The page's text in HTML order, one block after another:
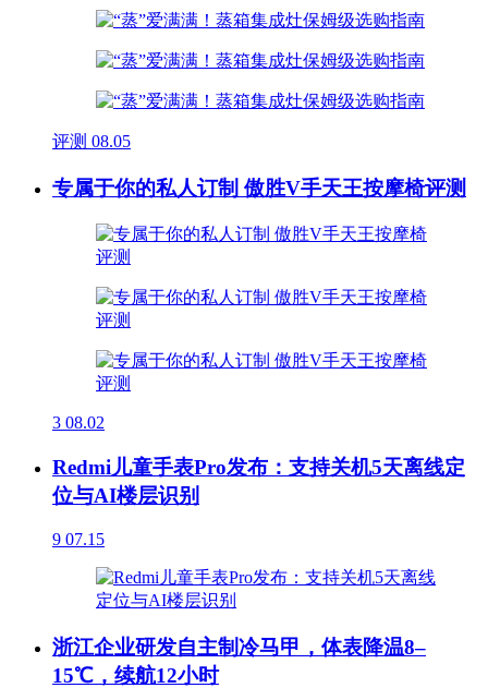
评测 08.05
专属于你的私人订制 傲胜V手天王按摩椅评测
3 08.02
Redmi儿童手表Pro发布：支持关机5天离线定
位与AI楼层识别
9 07.15
浙江企业研发自主制冷马甲，体表降温8–
15℃，续航12小时